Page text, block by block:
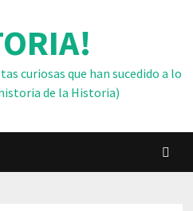
curiosas que han sucedido a lo
de la Historia)